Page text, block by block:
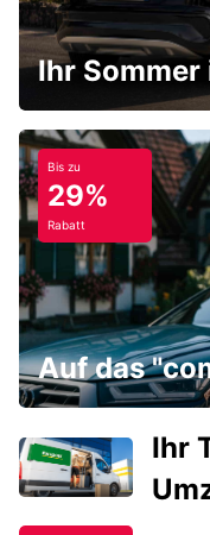
Ihr
Bis zu
29%
Rabatt
Auf das
Ihr